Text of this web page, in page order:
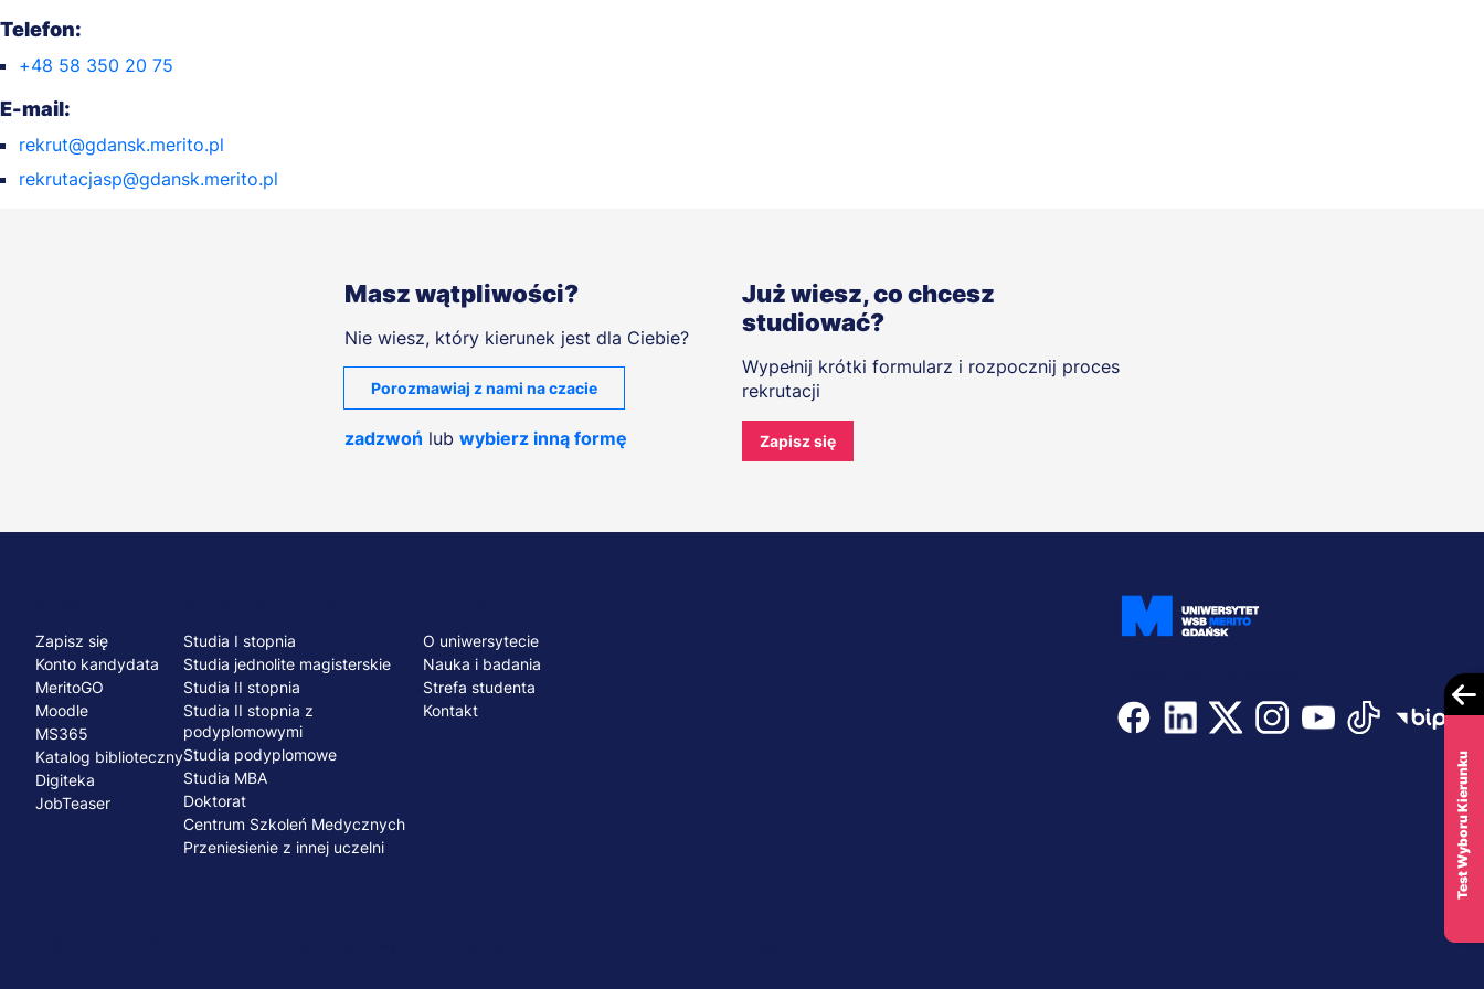
Telefon:
+48 58 350 20 75
E-mail:
rekrut@gdansk.merito.pl
rekrutacjasp@gdansk.merito.pl
Masz wątpliwości?
Nie wiesz, który kierunek jest dla Ciebie?
Porozmawiaj z nami na czacie
zadzwoń lub wybierz inną formę
Już wiesz, co chcesz
studiować?
Wypełnij krótki formularz i rozpocznij proces
rekrutacji
Zapisz się
Menu
stopka
Zapisz się
Konto kandydata
MeritoGO
Moodle
MS365
Katalog biblioteczny
Digiteka
JobTeaser
Studia I stopnia
Studia jednolite magisterskie
Studia II stopnia
Studia II stopnia z
podyplomowymi
Studia podyplomowe
Studia MBA
Doktorat
Centrum Szkoleń Medycznych
Przeniesienie z innej uczelni
O uniwersytecie
Nauka i badania
Strefa studenta
Kontakt
Test Wyboru Kierunku